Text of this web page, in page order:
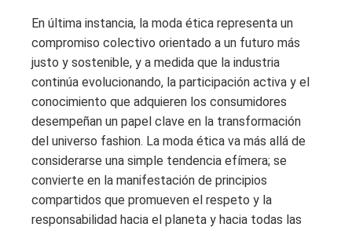
En última instancia, la moda ética representa un
compromiso colectivo orientado a un futuro más
justo y sostenible, y a medida que la industria
continúa evolucionando, la participación activa y el
conocimiento que adquieren los consumidores
desempeñan un papel clave en la transformación
del universo fashion. La moda ética va más allá de
considerarse una simple tendencia efímera; se
convierte en la manifestación de principios
compartidos que promueven el respeto y la
responsabilidad hacia el planeta y hacia todas las